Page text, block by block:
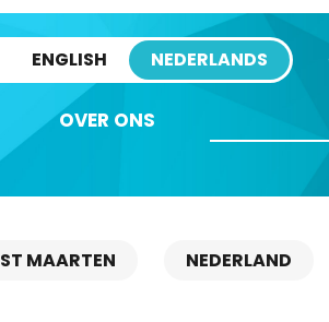
ENGLISH NEDERLANDS
OVER ONS
ST MAARTEN NEDERLAND